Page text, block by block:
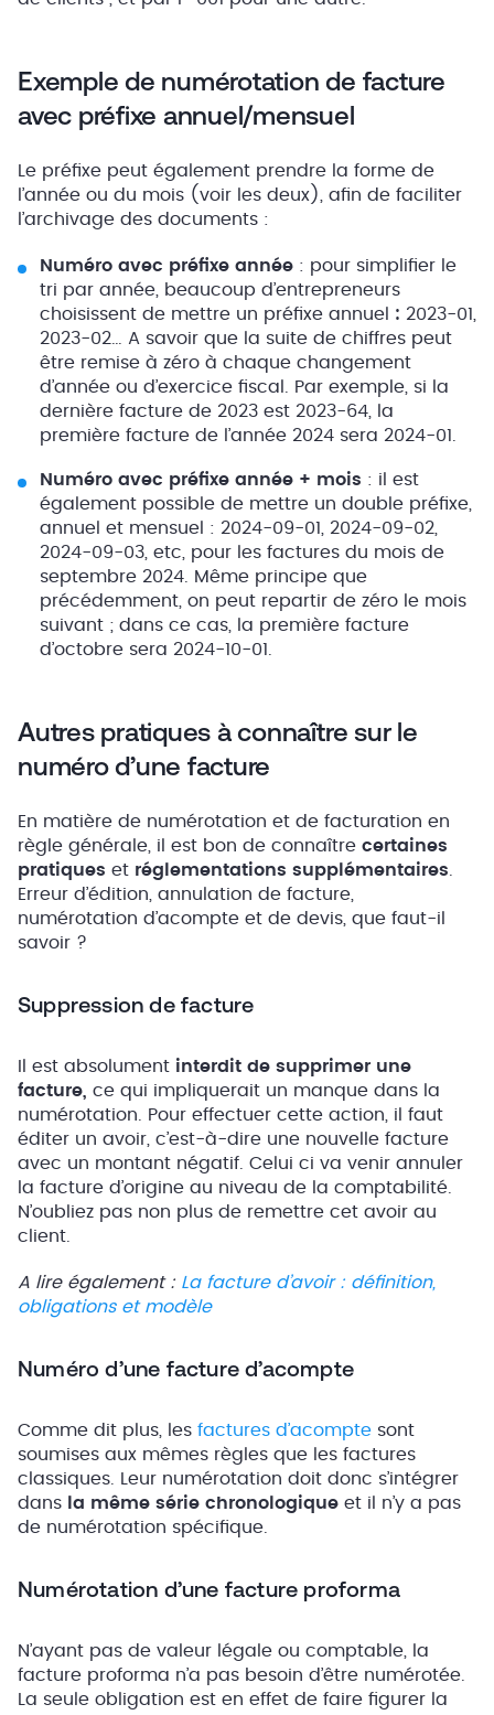
Exemple de numérotation de facture
avec préfixe annuel/mensuel
Le préfixe peut également prendre la forme de
l’année ou du mois (voir les deux), afin de faciliter
l’archivage des documents :
Numéro avec préfixe année : pour simplifier le
tri par année, beaucoup d’entrepreneurs
choisissent de mettre un préfixe annuel : 2023-01,
2023-02… A savoir que la suite de chiffres peut
être remise à zéro à chaque changement
d’année ou d’exercice fiscal. Par exemple, si la
dernière facture de 2023 est 2023-64, la
première facture de l’année 2024 sera 2024-01.
Numéro avec préfixe année + mois : il est
également possible de mettre un double préfixe,
annuel et mensuel : 2024-09-01, 2024-09-02,
2024-09-03, etc, pour les factures du mois de
septembre 2024. Même principe que
précédemment, on peut repartir de zéro le mois
suivant ; dans ce cas, la première facture
d’octobre sera 2024-10-01.
Autres pratiques à connaître sur le
numéro d’une facture
En matière de numérotation et de facturation en
règle générale, il est bon de connaître certaines
pratiques et réglementations supplémentaires.
Erreur d’édition, annulation de facture,
numérotation d’acompte et de devis, que faut-il
savoir ?
Suppression de facture
Il est absolument interdit de supprimer une
facture, ce qui impliquerait un manque dans la
numérotation. Pour effectuer cette action, il faut
éditer un avoir, c’est-à-dire une nouvelle facture
avec un montant négatif. Celui ci va venir annuler
la facture d’origine au niveau de la comptabilité.
N’oubliez pas non plus de remettre cet avoir au
client.
A lire également : La facture d’avoir : définition,
obligations et modèle
Numéro d’une facture d’acompte
Comme dit plus, les factures d’acompte sont
soumises aux mêmes règles que les factures
classiques. Leur numérotation doit donc s’intégrer
dans la même série chronologique et il n’y a pas
de numérotation spécifique.
Numérotation d’une facture proforma
N’ayant pas de valeur légale ou comptable, la
facture proforma n’a pas besoin d’être numérotée.
La seule obligation est en effet de faire figurer la